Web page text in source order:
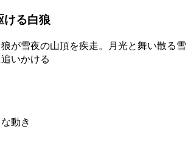
ける白狼
が雪夜の山頂を疾走。月光と舞い散る雪
いかける
動き